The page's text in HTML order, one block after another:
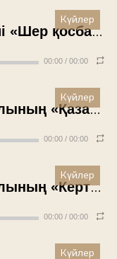
Тәттімбеттің күйі «Шер қосбасар» - Әбікен Хасенов (1955 жыл)
00:00 / 00:00
Күйлер
Ықылас Дүкенұлының «Қазан жорығы» күйі (қобыз) - Сағынтай Елепанов (1954 жыл)
00:00 / 00:00
Күйлер
Ықылас Дүкенұлының «Кертолғау» күйі (қобыз, 1-тарау) - Сағынтай Елепанов (1954 жыл)
00:00 / 00:00
Күйлер
Күйлер